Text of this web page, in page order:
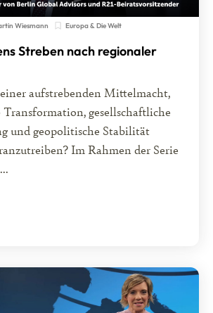
Wiesmann Europa & Die Welt
Streben nach regionaler
aufstrebenden Mittelmacht,
gesellschaftliche
und geopolitische Stabilität
Im Rahmen der Serie